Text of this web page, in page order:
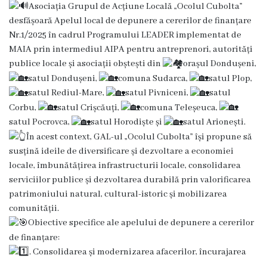
Primăria
Primarul
Viceprimarii
Dispozițiile
primarului
Rapoartele
primarului
Declarația
de
Asociația Grupul de Acțiune Locală „Ocolul Cubolta”
desfășoară Apelul local de depunere a cererilor de finanțare
Nr.1/2025 în cadrul Programului LEADER implementat de
MAIA prin intermediul AIPA pentru antreprenori, autorități
publice locale și asociații obștești din
orașul Dondușeni,
satul Dondușeni,
comuna Sudarca,
satul Plop,
satul Rediul-Mare,
satul Pivniceni,
satul
Corbu,
satul Crișcăuți,
comuna Teleșeuca,
satul Pocrovca,
satul Horodiște și
satul Arionești.
În acest context, GAL-ul „Ocolul Cubolta” își propune să
susțină ideile de diversificare și dezvoltare a economiei
locale, îmbunătățirea infrastructurii locale, consolidarea
serviciilor publice și dezvoltarea durabilă prin valorificarea
patrimoniului natural, cultural-istoric și mobilizarea
comunității.
Obiective specifice ale apelului de depunere a cererilor
de finanțare:
. Consolidarea și modernizarea afacerilor, încurajarea